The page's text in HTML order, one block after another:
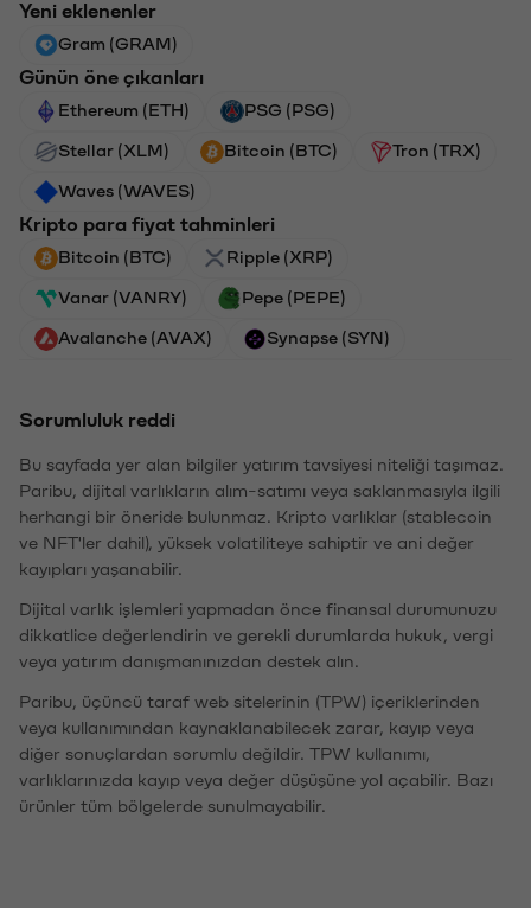
Yeni eklenenler
Gram (GRAM)
Günün öne çıkanları
Ethereum (ETH) PSG (PSG)
Stellar (XLM) Bitcoin (BTC) Tron (TRX)
Waves (WAVES)
Kripto para fiyat tahminleri
Bitcoin (BTC) Ripple (XRP)
Vanar (VANRY) Pepe (PEPE)
Avalanche (AVAX) Synapse (SYN)
Sorumluluk reddi
Bu sayfada yer alan bilgiler yatırım tavsiyesi niteliği taşımaz.
Paribu, dijital varlıkların alım-satımı veya saklanmasıyla ilgili
herhangi bir öneride bulunmaz. Kripto varlıklar (stablecoin
ve NFT'ler dahil), yüksek volatiliteye sahiptir ve ani değer
kayıpları yaşanabilir.
Dijital varlık işlemleri yapmadan önce finansal durumunuzu
dikkatlice değerlendirin ve gerekli durumlarda hukuk, vergi
veya yatırım danışmanınızdan destek alın.
Paribu, üçüncü taraf web sitelerinin (TPW) içeriklerinden
veya kullanımından kaynaklanabilecek zarar, kayıp veya
diğer sonuçlardan sorumlu değildir. TPW kullanımı,
varlıklarınızda kayıp veya değer düşüşüne yol açabilir. Bazı
ürünler tüm bölgelerde sunulmayabilir.